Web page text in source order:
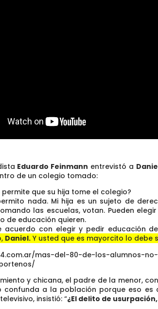
Eduardo Feinmann entrevistó a
de un colegio tomado:
permite que su hija tome el colegio?
nada. Mi hija es un sujeto de
las escuelas, votan. Pueden
de educación quieren.
acuerdo con elegir y pedir educación
Daniel. Y usted que es mayorcito lo debe
mas-del-80-de-los-alumnos-
y chicana, el padre de la menor,
confunda a la población porque eso es
insistió: “¿El delito de